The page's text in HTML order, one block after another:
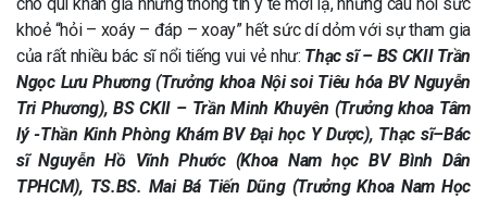
cho quí khán giả những thông tin y tế mới lạ, những câu hỏi sức
khoẻ “hỏi – xoáy – đáp – xoay” hết sức dí dỏm với sự tham gia
của rất nhiều bác sĩ nổi tiếng vui vẻ như: Thạc sĩ – BS CKII Trần
Ngọc Lưu Phương (Trưởng khoa Nội soi Tiêu hóa BV Nguyễn
Tri Phương), BS CKII – Trần Minh Khuyên (Trưởng khoa Tâm
lý -Thần Kinh Phòng Khám BV Đại học Y Dược), Thạc sĩ–Bác
sĩ Nguyễn Hồ Vĩnh Phước (Khoa Nam học BV Bình Dân
TPHCM), TS.BS. Mai Bá Tiến Dũng (Trưởng Khoa Nam Học